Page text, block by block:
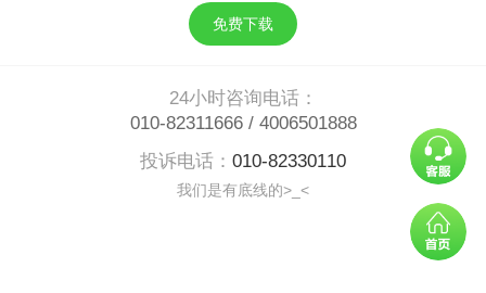
免费下载
24小时咨询电话：
010-82311666/ 4006501888
投诉电话： 010-82330110
我们是有底线的>_<